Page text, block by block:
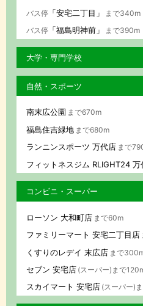
バス停「安宅二丁目」
まで340m
バス停「福島明神前」 まで390m
大学・専門学校
自然・スポーツ
南末広公園 まで670m
福島住吉緑地 まで680m
ランニンスポーツ 万代店 まで
フィットネスジム RLIGHT24 万
コンビニ・スーパー
ローソン 大和町店 まで60m
ファミリーマート 安宅二丁目店
くすりのレデイ 末広店 まで
セブン 安宅店 (スーパー)まで
スカイマート 安宅店 (スーパー)